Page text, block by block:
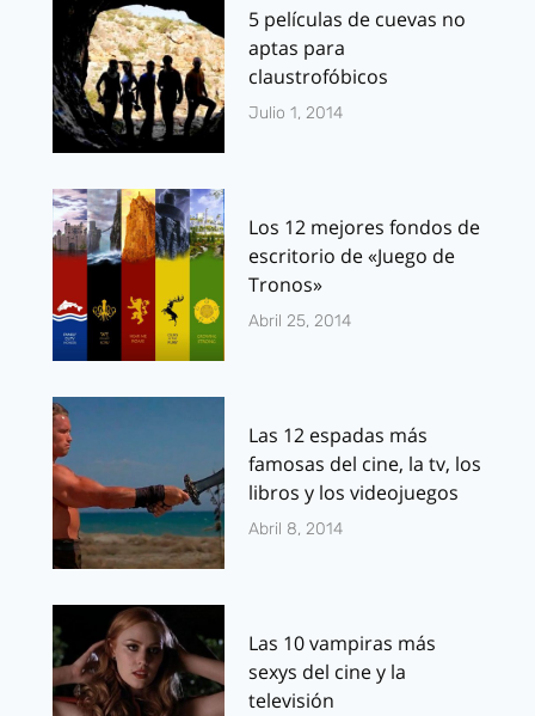
5 películas de cuevas no
aptas para
claustrofóbicos
Julio 1, 2014
Los 12 mejores fondos de
escritorio de «Juego de
Tronos»
Abril 25, 2014
Las 12 espadas más
famosas del cine, la tv, los
libros y los videojuegos
Abril 8, 2014
Las 10 vampiras más
sexys del cine y la
televisión